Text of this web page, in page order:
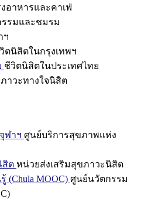
อาหารและคาเฟ่
รรมและชมรม
ฯ
ตนิสิตในกรุงเทพฯ
ชีวิตนิสิตในประเทศไทย
าวะทางใจนิสิต
ฬาฯ ศูนย์บริการสุขภาพแห่ง
สิต หน่วยส่งเสริมสุขภาวะนิสิต
(Chula MOOC) ศูนย์นวัตกรรม